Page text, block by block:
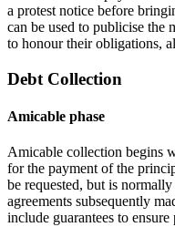
a protest notice before
can be used to publicise the
to honour their obligations,
Debt Collection
Amicable phase
Amicable collection begins
for the payment of the
be requested, but is
agreements subsequently
include guarantees to